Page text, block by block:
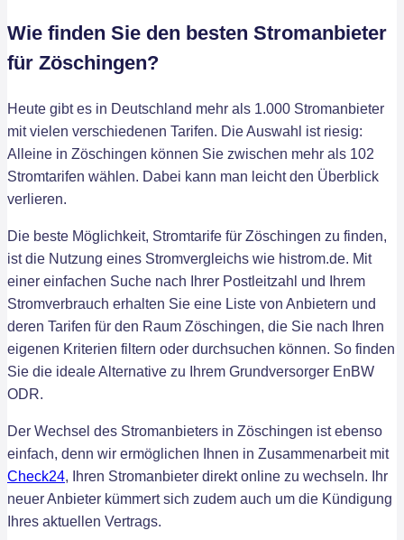
Wie finden Sie den besten Stromanbieter
für Zöschingen?
Heute gibt es in Deutschland mehr als 1.000 Stromanbieter
mit vielen verschiedenen Tarifen. Die Auswahl ist riesig:
Alleine in Zöschingen können Sie zwischen mehr als 102
Stromtarifen wählen. Dabei kann man leicht den Überblick
verlieren.
Die beste Möglichkeit, Stromtarife für Zöschingen zu finden,
ist die Nutzung eines Stromvergleichs wie histrom.de. Mit
einer einfachen Suche nach Ihrer Postleitzahl und Ihrem
Stromverbrauch erhalten Sie eine Liste von Anbietern und
deren Tarifen für den Raum Zöschingen, die Sie nach Ihren
eigenen Kriterien filtern oder durchsuchen können. So finden
Sie die ideale Alternative zu Ihrem Grundversorger EnBW
ODR.
Der Wechsel des Stromanbieters in Zöschingen ist ebenso
einfach, denn wir ermöglichen Ihnen in Zusammenarbeit mit
Check24, Ihren Stromanbieter direkt online zu wechseln. Ihr
neuer Anbieter kümmert sich zudem auch um die Kündigung
Ihres aktuellen Vertrags.